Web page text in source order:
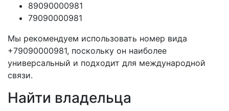
89090000981
79090000981
Мы рекомендуем использовать номер вида
+79090000981, поскольку он наиболее
универсальный и подходит для международной
связи.
Найти владельца